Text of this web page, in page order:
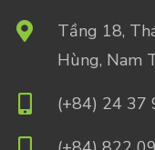
Tầng 18,
Hùng, Nam
(+84) 24 37